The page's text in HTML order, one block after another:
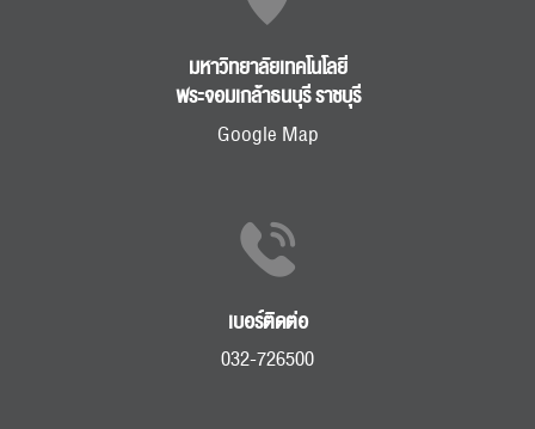
มหาวิทยาลัยเทคโนโลยี
พระจอมเกล้าธนบุรี ราชบุรี
Google Map
เบอร์ติดต่อ
032-726500